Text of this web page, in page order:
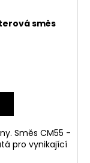
směs
Směs CM55 -
pro vynikající